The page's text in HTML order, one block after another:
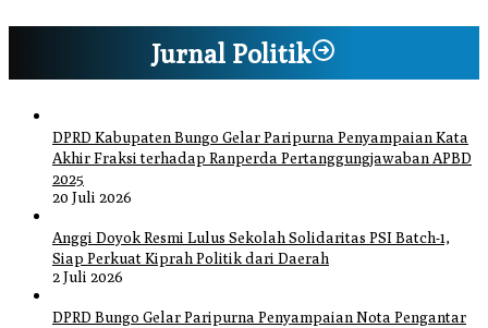
Jurnal Politik
DPRD Kabupaten Bungo Gelar Paripurna Penyampaian Kata
Akhir Fraksi terhadap Ranperda Pertanggungjawaban APBD
2025
20 Juli 2026
Anggi Doyok Resmi Lulus Sekolah Solidaritas PSI Batch-1,
Siap Perkuat Kiprah Politik dari Daerah
2 Juli 2026
DPRD Bungo Gelar Paripurna Penyampaian Nota Pengantar